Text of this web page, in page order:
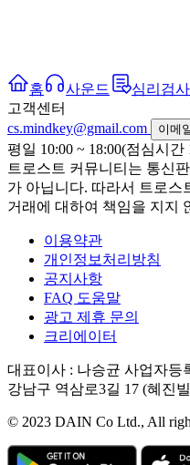
홈 사운드 심리검사
고객센터
cs.mindkey@gmail.com
이메
평일 10:00 ~ 18:00(점심시
트로스트 커뮤니티는 통신
가 아닙니다. 따라서 트로스
거래에 대하여 책임을 지지
이용약관
개인정보처리방침
공지사항
FAQ 도움말
광고 제휴 문의
크리에이터
대표이사 : 나승균 사업자등
강남구 역삼로3길 17 (혜진
© 2023 DAIN Co Ltd., All